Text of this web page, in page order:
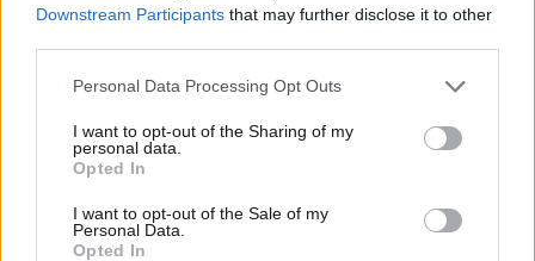
Downstream Participants that may further disclose it to other
Please note that this website/app uses one or more Google
not limited to your visit or usage behaviour. You may click to
grant or deny consent to Google and its third-party tags to
use your data for below specified purposes in below Google
consent section.
Personal Data Processing Opt Outs
I want to opt-out of the Sharing of my
personal data.
Opted In
I want to opt-out of the Sale of my
Personal Data.
Opted In